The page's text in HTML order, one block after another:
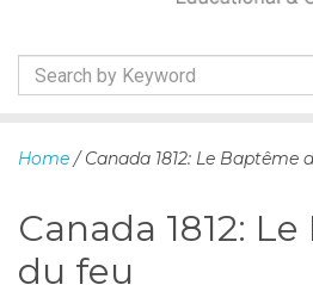
k
t
c
Home / Canada 1812: Le Baptême
Canada 1812:
du feu